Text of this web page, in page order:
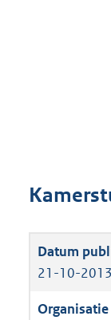
21-10-2013